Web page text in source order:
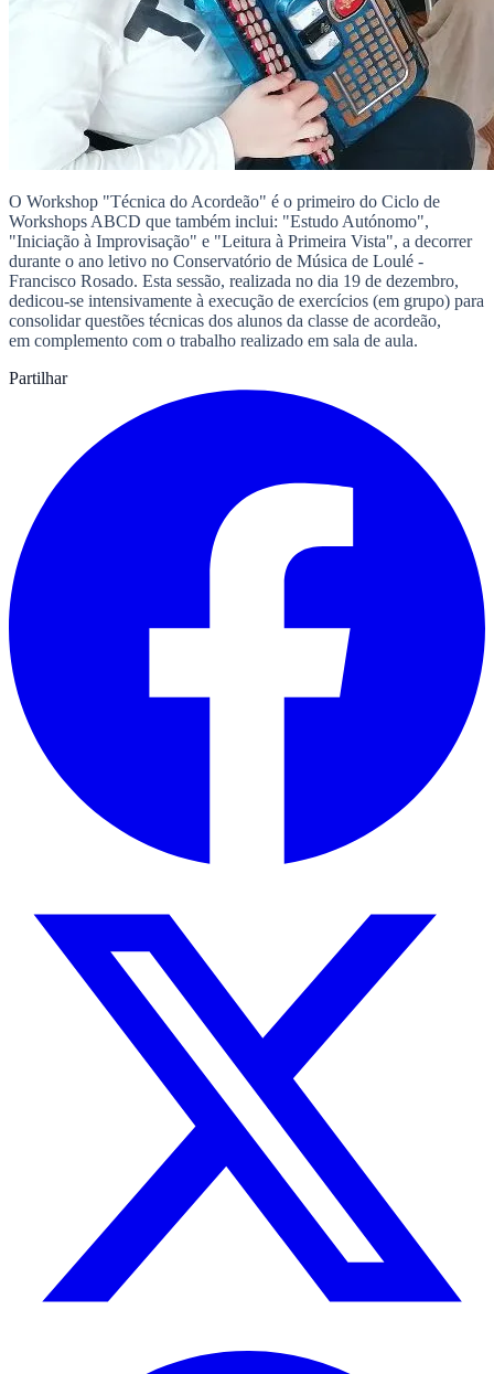
O Workshop "Técnica do Acordeão" é o primeiro do Ciclo de
Workshops ABCD que também inclui: "Estudo Autónomo",
"Iniciação à Improvisação" e "Leitura à Primeira Vista", a decorrer
durante o ano letivo no Conservatório de Música de Loulé -
Francisco Rosado. Esta sessão, realizada no dia 19 de dezembro,
dedicou-se intensivamente à execução de exercícios (em grupo) para
consolidar questões técnicas dos alunos da classe de acordeão,
em complemento com o trabalho realizado em sala de aula.
Partilhar